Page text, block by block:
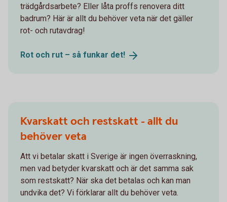
trädgårdsarbete? Eller låta proffs renovera ditt
badrum? Här är allt du behöver veta när det gäller
rot- och rutavdrag!
Rot och rut – så funkar det!
Kvarskatt och restskatt - allt du
behöver veta
Att vi betalar skatt i Sverige är ingen överraskning,
men vad betyder kvarskatt och är det samma sak
som restskatt? När ska det betalas och kan man
undvika det? Vi förklarar allt du behöver veta.